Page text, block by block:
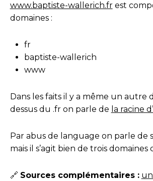
www.baptiste-wallerich.frest
domaines :
fr
baptiste-wallerich
www
Dans les faits il y a même un autre
dessus du .fr on parle de la racine
Par abus de language on parle de
mais il s’agit bien de trois domaines
🔗 Sources complémentaires :